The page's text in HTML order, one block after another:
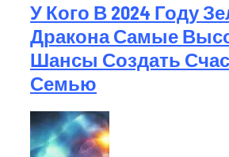
У Кого В 2024 Году
Дракона Самые
Шансы Создать
Семью